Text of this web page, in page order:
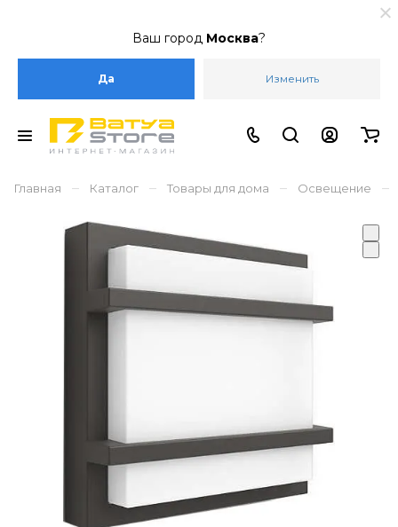
Ваш город Москва?
Да Изменить
Главная – Каталог – Товары для дома – Освещение –